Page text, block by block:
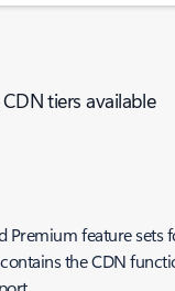
tiers available
Premium feature sets
the CDN